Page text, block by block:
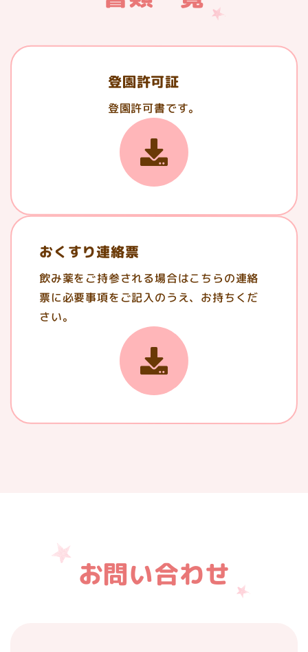
登園許可証
登園許可書です。
おくすり連絡票
飲み薬をご持参される場合はこちらの連絡
票に必要事項をご記入のうえ、お持ちくだ
さい。
お問い合わせ